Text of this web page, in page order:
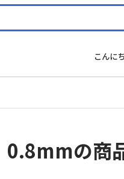
こんに
0.8mmの商